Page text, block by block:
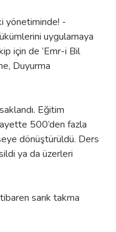
yönetiminde! -
uygulamaya
için de ‘Emr-i Bil
Duyurma
Eğitim
500’den fazla
dönüştürüldü. Ders
ya da üzerleri
sarık takma